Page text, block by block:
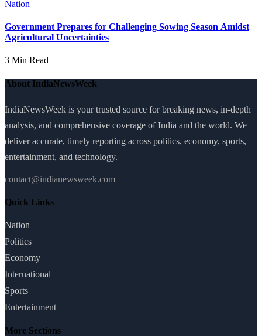
Nation
Government Prepares for Challenging Sowing Season Amidst
Agricultural Uncertainties
3 Min Read
About IndiaNewsWeek
IndiaNewsWeek is your trusted source for breaking news, in-depth
analysis, and comprehensive coverage of India and the world. We
deliver accurate, timely reporting across politics, economy, sports,
entertainment, and technology.
contact@indianewsweek.com
Quick Links
Nation
Politics
Economy
International
Sports
Entertainment
More Sections